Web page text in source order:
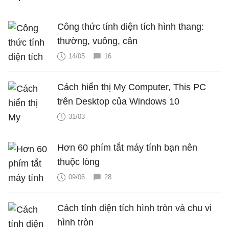
Công thức tính diện tích hình thang:
thường, vuông, cân
14/05 16
Cách hiển thị My Computer, This PC
trên Desktop của Windows 10
31/03
Hơn 60 phím tắt máy tính bạn nên
thuộc lòng
09/06 28
Cách tính diện tích hình tròn và chu vi
hình tròn